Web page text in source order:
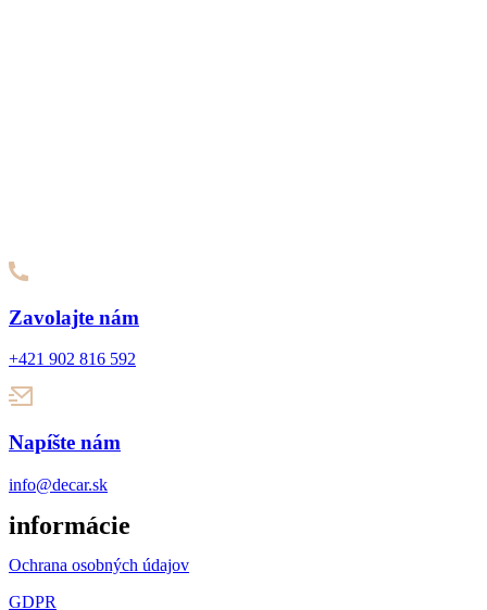
Zavolajte nám
+421 902 816 592
Napíšte nám
info@decar.sk
informácie
Ochrana osobných údajov
GDPR